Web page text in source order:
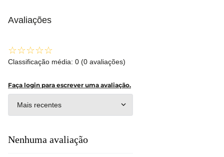
Avaliações
☆☆☆☆☆
Classificação média: 0 (0 avaliações)
Faça login para escrever uma avaliação.
Mais recentes
Nenhuma avaliação